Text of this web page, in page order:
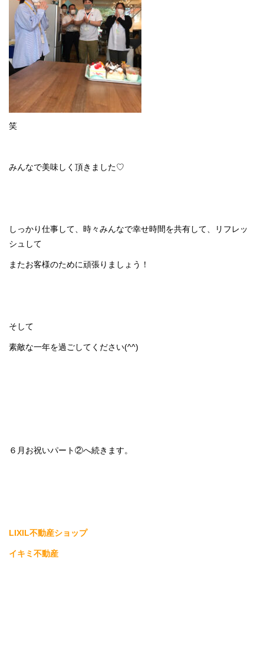
笑
みんなで美味しく頂きました♡
しっかり仕事して、時々みんなで幸せ時間を共有して、リフレッ
シュして
またお客様のために頑張りましょう！
そして
素敵な一年を過ごしてください(^^)
６月お祝いパート②へ続きます。
LIXIL不動産ショップ
イキミ不動産